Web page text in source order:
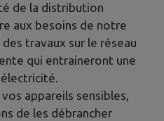
de la distribution
aux besoins de notre
travaux sur le réseau
qui entraineront une
appareils sensibles,
de les débrancher